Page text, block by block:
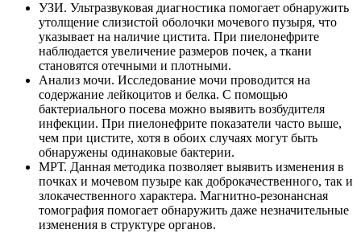
УЗИ. Ультразвуковая диагностика помогает обнаружить
утолщение слизистой оболочки мочевого пузыря, что
указывает на наличие цистита. При пиелонефрите
наблюдается увеличение размеров почек, а ткани
становятся отечными и плотными.
Анализ мочи. Исследование мочи проводится на
содержание лейкоцитов и белка. С помощью
бактериального посева можно выявить возбудителя
инфекции. При пиелонефрите показатели часто выше,
чем при цистите, хотя в обоих случаях могут быть
обнаружены одинаковые бактерии.
МРТ. Данная методика позволяет выявить изменения в
почках и мочевом пузыре как доброкачественного, так и
злокачественного характера. Магнитно-резонансная
томография помогает обнаружить даже незначительные
изменения в структуре органов.